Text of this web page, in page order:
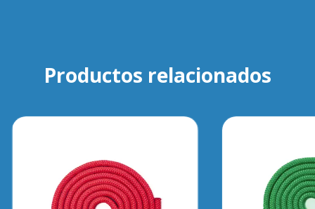
Productos relacionados